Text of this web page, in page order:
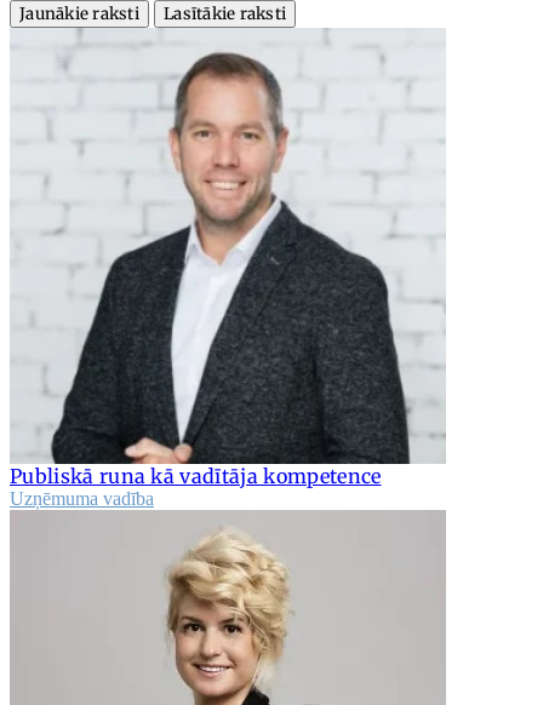
Jaunākie raksti
Lasītākie raksti
Publiskā runa kā vadītāja kompetence
Uzņēmuma vadība